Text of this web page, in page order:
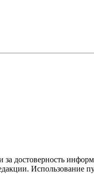
за достоверность
Использование